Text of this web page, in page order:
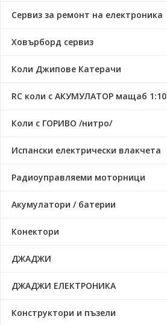
Сервиз за ремонт на електроника
Ховърборд сервиз
Коли Джипове Катерачи
RC коли с АКУМУЛАТОР мащаб 1:10
Коли с ГОРИВО /нитро/
Испански електрически влакчета
Радиоуправляеми моторници
Акумулатори / батерии
Конектори
ДЖАДЖИ
ДЖАДЖИ ЕЛЕКТРОНИКА
Конструктори и пъзели